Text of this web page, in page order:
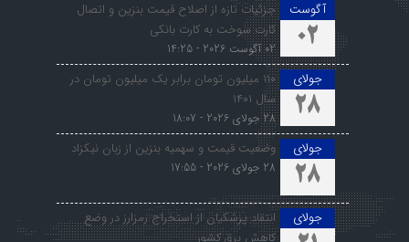
آگوست
02
جزئیات تازه از اصلاح قیمت بنزین و اتصال
کارت سوخت به کارت بانکی
02 آگوست 2026 - 14:25
جولای
28
۱۱۰ میلیون تومان برابر یک میلیون تومان در
سال ۱۴۰۱
28 جولای 2026 - 18:07
جولای
28
وضعیت قیمت و سهمیه بنزین از زبان نیکزاد
28 جولای 2026 - 17:55
جولای
انتقاد پزشکیان از استخراج رمزارز در وضع
کاهش برق کشور